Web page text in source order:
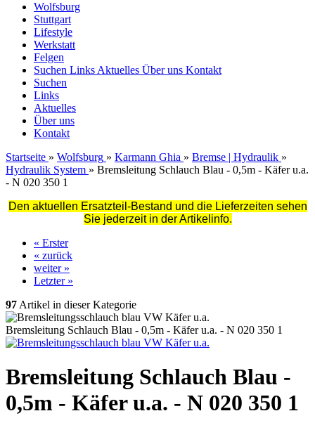
Wolfsburg
Stuttgart
Lifestyle
Werkstatt
Felgen
Suchen Links Aktuelles Über uns Kontakt
Suchen
Links
Aktuelles
Über uns
Kontakt
Startseite » Wolfsburg » Karmann Ghia » Bremse | Hydraulik »
Hydraulik System » Bremsleitung Schlauch Blau - 0,5m - Käfer u.a.
- N 020 350 1
Den aktuellen Ersatzteil-Bestand und die Lieferzeiten sehen
Sie jederzeit in der Artikelinfo.
« Erster
« zurück
weiter »
Letzter »
97 Artikel in dieser Kategorie
Bremsleitung Schlauch Blau - 0,5m - Käfer u.a. - N 020 350 1
Bremsleitung Schlauch Blau -
0,5m - Käfer u.a. - N 020 350 1